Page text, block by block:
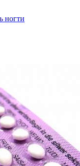
ногти